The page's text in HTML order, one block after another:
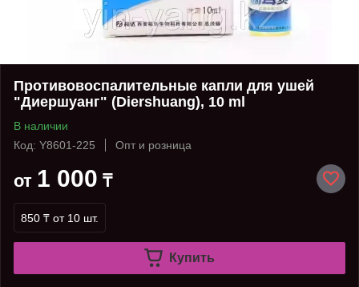
Противовоспалительные капли для ушей
"Диершуанг" (Diershuang), 10 ml
В наличии
Код: Y8601-225
Опт и розница
от 1 000 ₸
850 ₸ от 10 шт.
Купить